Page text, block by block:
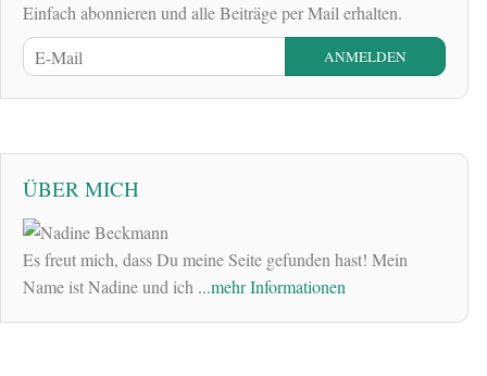
Einfach abonnieren und alle Beiträge per Mail erhalten.
ÜBER MICH
Es freut mich, dass Du meine Seite gefunden hast! Mein
Name ist Nadine und ich ...mehr Informationen